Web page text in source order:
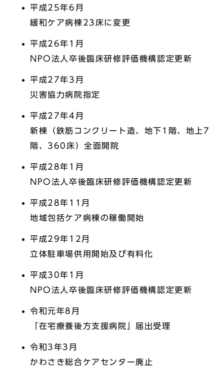
平成25年6月
緩和ケア病棟23床に変更
平成26年1月
NPO法人卒後臨床研修評価機構認定更新
平成27年3月
災害協力病院指定
平成27年4月
新棟（鉄筋コンクリート造、地下1階、地上7
階、360床）全面開院
平成28年1月
NPO法人卒後臨床研修評価機構認定更新
平成28年11月
地域包括ケア病棟の稼働開始
平成29年12月
立体駐車場供用開始及び有料化
平成30年1月
NPO法人卒後臨床研修評価機構認定更新
令和元年8月
「在宅療養後方支援病院」届出受理
令和3年3月
かわさき総合ケアセンター廃止